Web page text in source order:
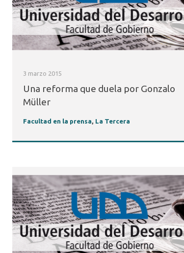
3 marzo 2015
Una reforma que duela por Gonzalo
Müller
Facultad en la prensa, La Tercera